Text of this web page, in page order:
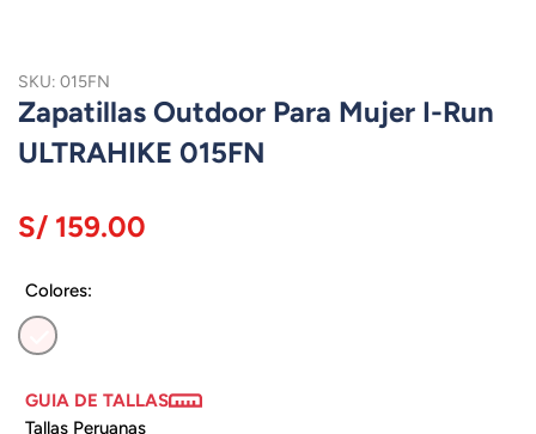
SKU: 015FN
Zapatillas Outdoor Para Mujer I-Run
ULTRAHIKE 015FN
S/ 159.00
Colores:
GUIA DE TALLAS
Tallas Peruanas